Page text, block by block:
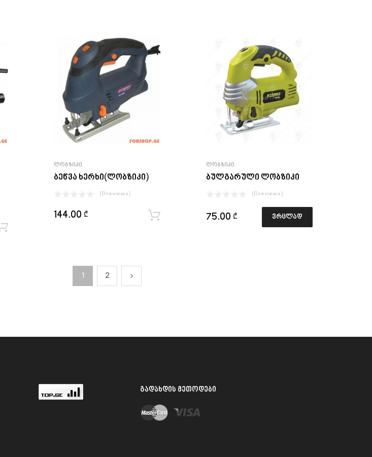
ᲚᲝᲑᲖᲘᲙᲘ
ბეწვა ხერხი(ლობზიკი)
(0 reviews)
144.00 ₾
ᲚᲝᲑᲖᲘᲙᲘ
ბულგარული ლობზიკი
(0 reviews)
75.00 ₾ ვრცლად
1 2
ᲒᲐᲓᲐᲮᲓᲘᲡ ᲛᲔᲗᲝᲓᲔᲑᲘ